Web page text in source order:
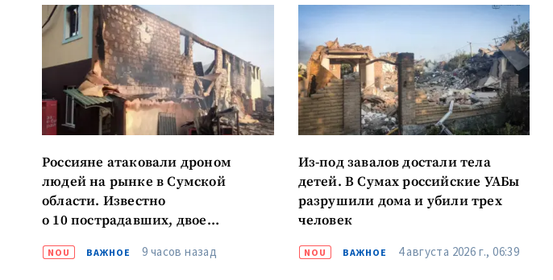
Россияне атаковали дроном
людей на рынке в Сумской
области. Известно
о 10 пострадавших, двое
NOU ВАЖНОЕ 9 часов назад
Из-под завалов достали тела
детей. В Сумах российские УАБы
разрушили дома и убили трех
человек
NOU ВАЖНОЕ 4 августа 2026 г., 06:39